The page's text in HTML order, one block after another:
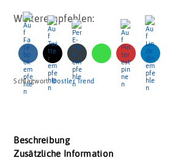
Weiterempfehlen:
Schlagwort:Dostler Trend
Beschreibung
Zusätzliche Information